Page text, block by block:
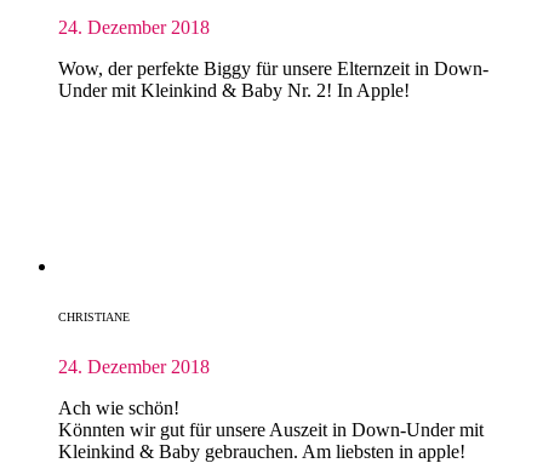
24. Dezember 2018
Wow, der perfekte Biggy für unsere Elternzeit in Down-
Under mit Kleinkind & Baby Nr. 2! In Apple!
CHRISTIANE
24. Dezember 2018
Ach wie schön!
Könnten wir gut für unsere Auszeit in Down-Under mit
Kleinkind & Baby gebrauchen. Am liebsten in apple!